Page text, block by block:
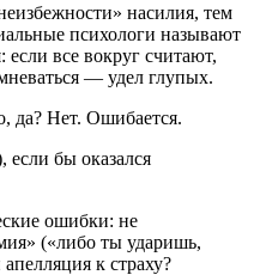
насилия, тем
психологи называют
: если все вокруг считают,
— удел глупых.
да? Нет. Ошибается.
если бы оказался
ошибки: не
(«либо ты ударишь,
к страху?